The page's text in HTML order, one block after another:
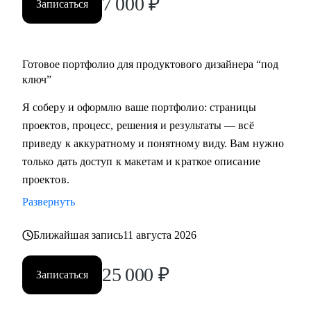
Записаться
Готовое портфолио для продуктового дизайнера “под
ключ”
Я соберу и оформлю ваше портфолио: страницы
проектов, процесс, решения и результаты — всё
приведу к аккуратному и понятному виду. Вам нужно
только дать доступ к макетам и краткое описание
проектов.
Развернуть
Ближайшая запись11 августа 2026
Записаться 25 000 ₽